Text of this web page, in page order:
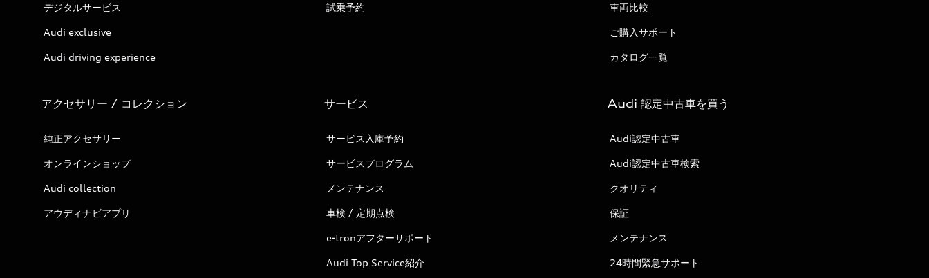
デジタルサービス
Audi exclusive
Audi driving experience
試乗予約 車両比較
ご購入サポート
カタログ一覧
アクセサリー / コレクション
純正アクセサリー
オンラインショップ
Audi collection
アウディナビアプリ
サービス
サービス入庫予約
サービスプログラム
メンテナンス
車検 / 定期点検
e-tronアフターサポート
Audi Top Service紹介
Audi 認定中古車を買う
Audi認定中古車
Audi認定中古車検索
クオリティ
保証
メンテナンス
24時間緊急サポート